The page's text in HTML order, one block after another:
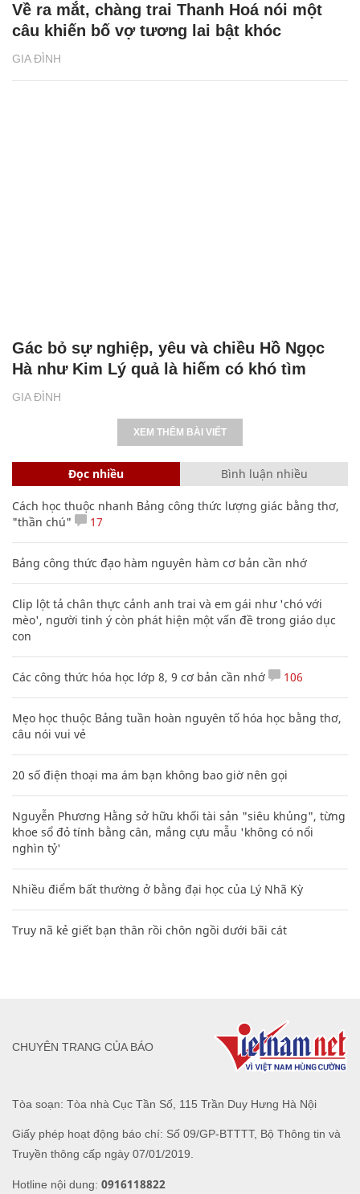
GIA ĐÌNH
Về ra mắt, chàng trai Thanh Hoá nói một
câu khiến bố vợ tương lai bật khóc
GIA ĐÌNH
Gác bỏ sự nghiệp, yêu và chiều Hồ Ngọc
Hà như Kim Lý quả là hiếm có khó tìm
XEM THÊM BÀI VIẾT
Đọc nhiều Bình luận nhiều
Cách học thuộc nhanh Bảng công thức lượng giác bằng thơ,
"thần chú"
17
Bảng công thức đạo hàm nguyên hàm cơ bản cần nhớ
Clip lột tả chân thực cảnh anh trai và em gái như 'chó với
mèo', người tinh ý còn phát hiện một vấn đề trong giáo dục
con
Các công thức hóa học lớp 8, 9 cơ bản cần nhớ 106
Mẹo học thuộc Bảng tuần hoàn nguyên tố hóa học bằng thơ,
câu nói vui vẻ
20 số điện thoại ma ám bạn không bao giờ nên gọi
Nguyễn Phương Hằng sở hữu khối tài sản "siêu khủng", từng
khoe sổ đỏ tính bằng cân, mắng cựu mẫu 'không có nổi
nghìn tỷ'
Nhiều điểm bất thường ở bằng đại học của Lý Nhã Kỳ
Truy nã kẻ giết bạn thân rồi chôn ngồi dưới bãi cát
Tòa soạn: Tòa nhà Cục Tần Số, 115 Trần Duy Hưng Hà Nội
Giấy phép hoạt động báo chí: Số 09/GP-BTTTT, Bộ Thông tin và
Truyền thông cấp ngày 07/01/2019.
Hotline nội dung: 0916118822
CHUYÊN TRANG CỦA BÁO